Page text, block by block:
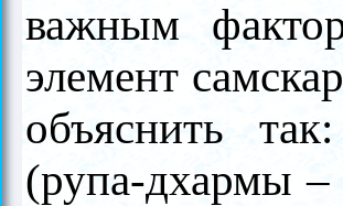
важным
элемент
объяснить
(рупа-дхармы–